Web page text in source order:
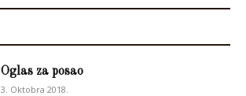
Oglas za posao
3. Oktobra 2018.